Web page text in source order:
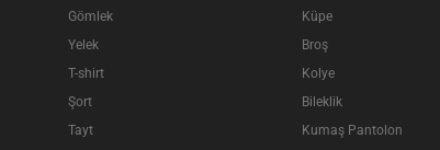
Gömlek
Yelek
T-shirt
Şort
Tayt
Küpe
Broş
Kolye
Bileklik
Kumaş Pantolon